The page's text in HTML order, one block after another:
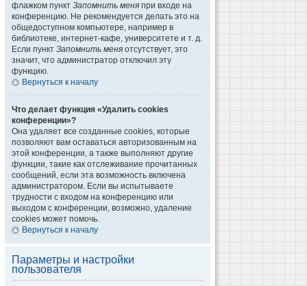
флажком пункт Запомнить меня при входе на
конференцию. Не рекомендуется делать это на
общедоступном компьютере, например в
библиотеке, интернет-кафе, университете и т. д.
Если пункт Запомнить меня отсутствует, это
значит, что администратор отключил эту
функцию.
Вернуться к началу
Что делает функция «Удалить cookies
конференции»?
Она удаляет все созданные cookies, которые
позволяют вам оставаться авторизованным на
этой конференции, а также выполняют другие
функции, такие как отслеживание прочитанных
сообщений, если эта возможность включена
администратором. Если вы испытываете
трудности с входом на конференцию или
выходом с конференции, возможно, удаление
cookies может помочь.
Вернуться к началу
Параметры и настройки
пользователя